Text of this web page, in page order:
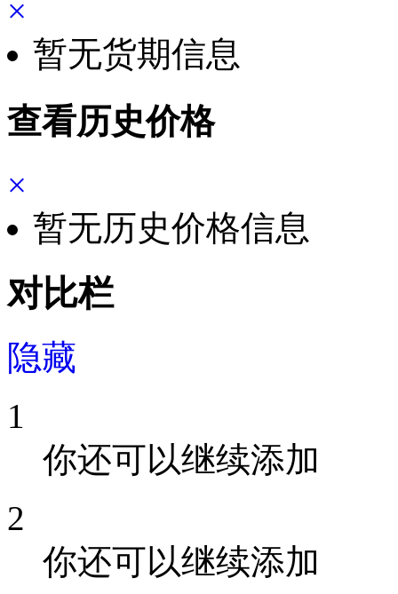
×
暂无货期信息
查看历史价格
×
暂无历史价格信息
对比栏
隐藏
1
你还可以继续添加
2
你还可以继续添加